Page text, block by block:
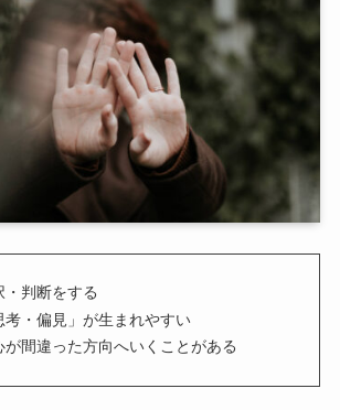
・判断をする
考・偏見」が生まれやすい
が間違った方向へいくことがある